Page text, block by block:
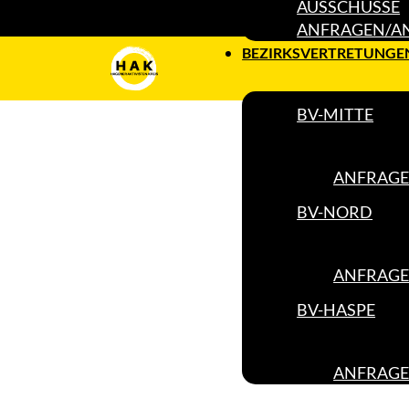
AUSSCHÜSSE
ANFRAGEN/
BV-MITTE
BV-NORD
BV-HASPE